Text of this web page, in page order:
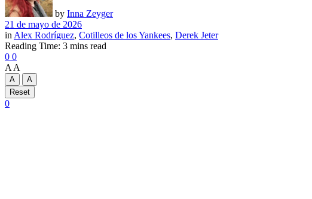
by Inna Zeyger
21 de mayo de 2026
in Alex Rodríguez, Cotilleos de los Yankees, Derek Jeter
Reading Time: 3 mins read
0 0
A A
A
A
Reset
0